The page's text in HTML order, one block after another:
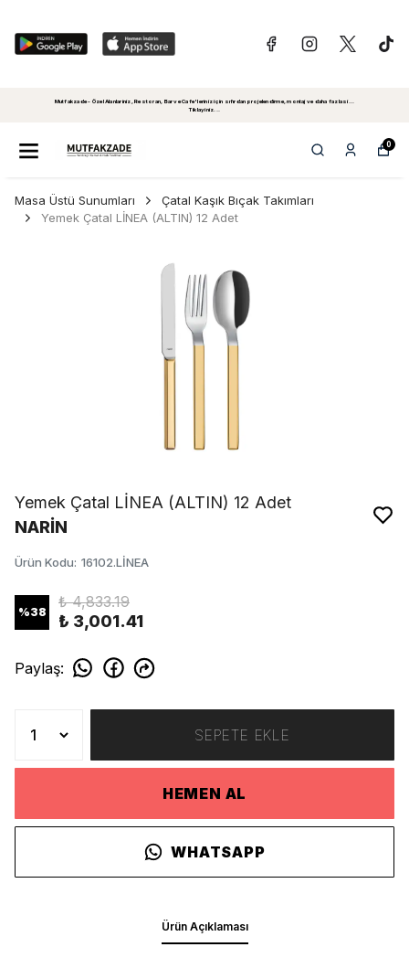
Mutfakzade - Özel Alanlariniz, Restoran, Bar ve Cafe'leriniz için sıfırdan projelendirme, montaj ve daha fazlasi...
Tiklayiniz...
0
Masa Üstü Sunumları
Çatal Kaşık Bıçak Takımları
Yemek Çatal LİNEA (ALTIN) 12 Adet
Yemek Çatal LİNEA (ALTIN) 12 Adet
NARİN
Ürün Kodu: 16102.LİNEA
%38
₺ 4,833.19
₺ 3,001.41
Paylaş:
SEPETE EKLE
HEMEN AL
WHATSAPP
Ürün Açıklaması